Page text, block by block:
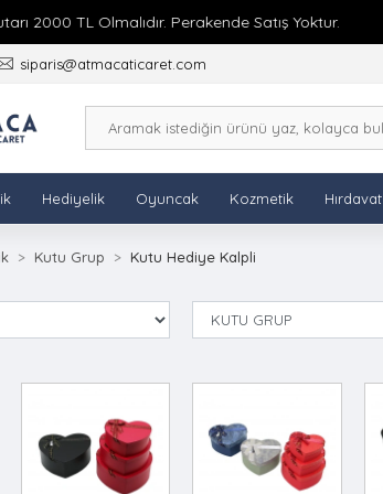
TL Olmalıdır. Perakende Satış Yoktur.
siparis@atmacaticaret.com
Hediyelik Oyuncak Kozmetik Hırdavat
Kutu Grup Kutu Hediye Kalpli